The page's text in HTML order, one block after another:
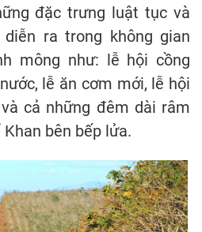
đặc trưng luật tục và
ra trong không gian
mông như: lễ hội cồng
lễ ăn cơm mới, lễ hội
cả những đêm dài râm
bên bếp lửa.